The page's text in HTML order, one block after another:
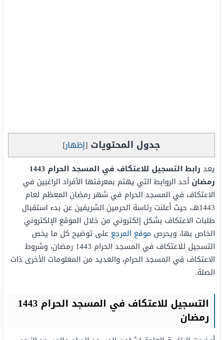
جدول المحتويات [إظهار]
يعد
رابط التسجيل للاعتكاف في المسجد الحرام 1443
رمضان أحد الروابط التي يهتم بمعرفتها الأفراد الراغبين في
الاعتكاف في المسجد الحرام في شهر رمضان المعظم لعام
1443هـ، حيث أعلنت رئاسة الحرمين الشريفين عن بدء استقبال
طلبات الاعتكاف بشكل إلكتروني من خلال الموقع الإلكتروني
الخاص بها، ويحرص موقع المرجع على توضيح كل ما يخص
التسجيل للاعتكاف في المسجد الحرام 1443 رمضان، وشروط
الاعتكاف في المسجد الحرام، والعديد من المعلومات الأخرى ذات
الصلة.
التسجيل للاعتكاف في المسجد الحرام 1443
رمضان